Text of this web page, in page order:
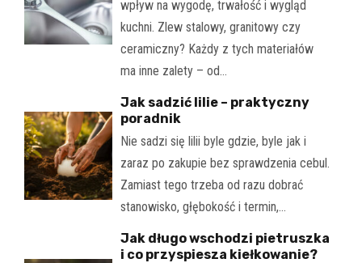
wpływ na wygodę, trwałość i wygląd
kuchni. Zlew stalowy, granitowy czy
ceramiczny? Każdy z tych materiałów
ma inne zalety – od…
Jak sadzić lilie – praktyczny
poradnik
Nie sadzi się lilii byle gdzie, byle jak i
zaraz po zakupie bez sprawdzenia cebul.
Zamiast tego trzeba od razu dobrać
stanowisko, głębokość i termin,…
Jak długo wschodzi pietruszka
i co przyspiesza kiełkowanie?